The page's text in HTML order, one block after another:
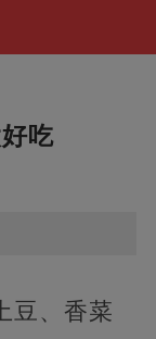
吃
豆、香菜